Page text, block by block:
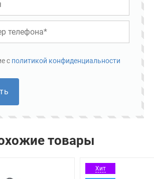
с политикой конфиденциальности
товары
Хит